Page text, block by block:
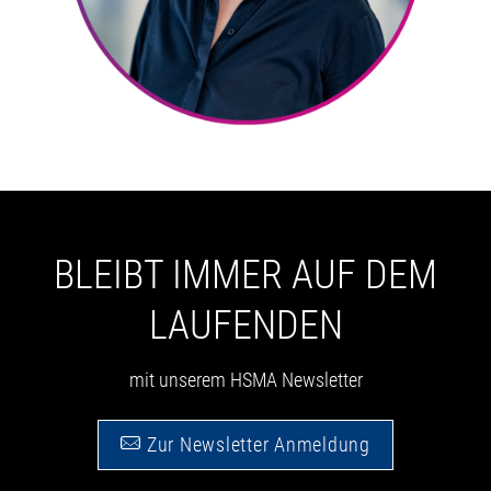
BLEIBT IMMER AUF DEM
LAUFENDEN
mit unserem HSMA Newsletter
Zur Newsletter Anmeldung